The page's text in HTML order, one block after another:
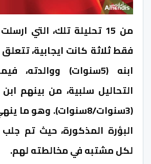
فقط ثلاثة كانت ايجابية،
ابنه (5سنوات) ووالدته،
التحاليل سلبية، من بينهم
(3سنوات/8سنوات). وهو
البؤرة المذكورة، حيث تم جلب
لكل مشتبه في مخالطته لهم.